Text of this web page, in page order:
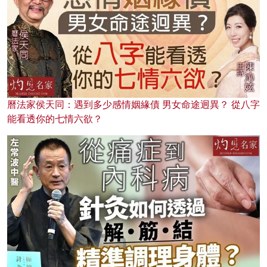
曆法家侯天同：遇到多少感情姻緣債 男女命途迥異？ 從八字
能看透你的七情六欲？